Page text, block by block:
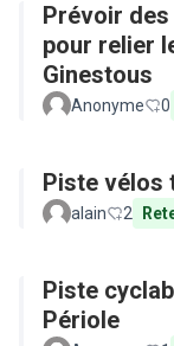
Prévoir
pour relier
Ginestous
Anonyme 0
Piste vélos
alain 2
Piste
Périole